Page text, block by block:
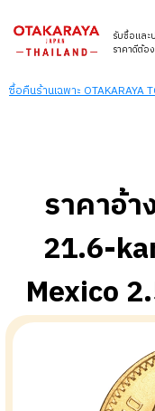
รับซื้อและ
ราคาดีต้อง
ซื้อคืนร้านเฉพาะ OTAKARAYA
ราคาอ้
21.6-
Mexico